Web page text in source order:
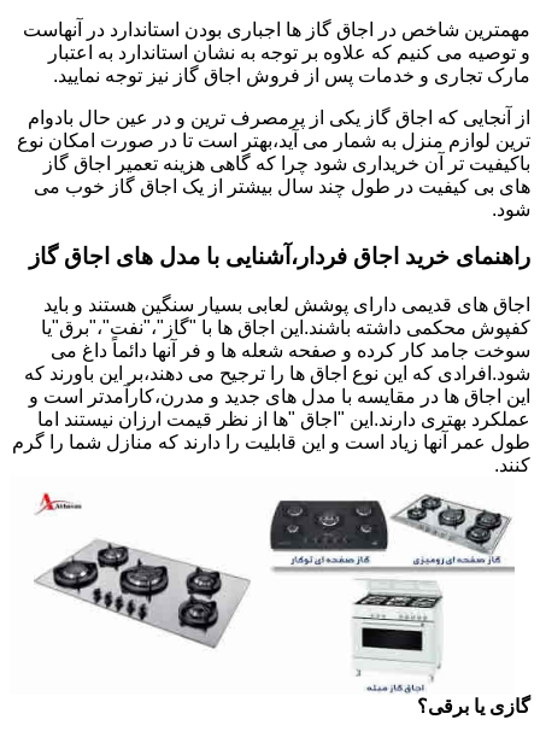
مهمترین شاخص در اجاق گاز ها اجباری بودن استاندارد در آنهاست
و توصیه می کنیم که علاوه بر توجه به نشان استاندارد به اعتبار
مارک تجاری و خدمات پس از فروش اجاق گاز نیز توجه نمایید.
از آنجایی که اجاق گاز یکی از پرمصرف ترین و در عین حال بادوام
ترین لوازم منزل به شمار می آید،بهتر است تا در صورت امکان نوع
باکیفیت تر آن خریداری شود چرا که گاهی هزینه تعمیر اجاق گاز
های بی کیفیت در طول چند سال بیشتر از یک اجاق گاز خوب می
شود.
راهنمای خرید اجاق فردار،آشنایی با مدل های اجاق گاز
اجاق های قدیمی دارای پوشش لعابی بسیار سنگین هستند و باید
کفپوش محکمی داشته باشند.این اجاق ها با "گاز"،"نفت"،"برق"یا
سوخت جامد کار کرده و صفحه شعله ها و فر آنها دائماً داغ می
شود.افرادی که این نوع اجاق ها را ترجیح می دهند،بر این باورند که
این اجاق ها در مقایسه با مدل های جدید و مدرن،کارآمدتر است و
عملکرد بهتری دارند.این "اجاق "ها از نظر قیمت ارزان نیستند اما
طول عمر آنها زیاد است و این قابلیت را دارند که منازل شما را گرم
کنند.
گازی یا برقی؟